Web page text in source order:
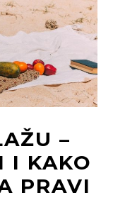
–
I KAKO
PRAVI